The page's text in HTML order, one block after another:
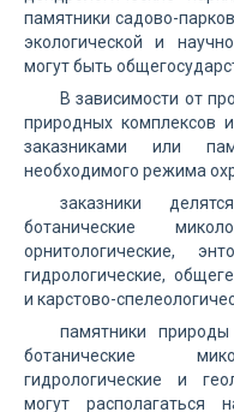
памятники садово-
экологической и
могут быть
В зависимости от
природных комплексов
заказниками или
необходимого режима
заказники
ботанические
орнитологические,
гидрологические,
и карстово-
памятники
ботанические
гидрологические и
могут располагаться